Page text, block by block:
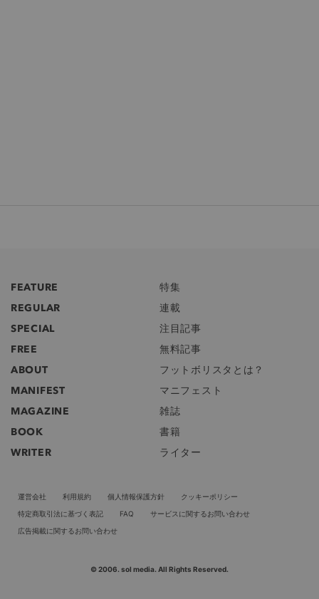
FEATURE
特集
REGULAR
連載
SPECIAL
注目記事
FREE
無料記事
ABOUT
フットボリスタとは？
MANIFEST
マニフェスト
MAGAZINE
雑誌
BOOK
書籍
WRITER
ライター
運営会社 利用規約 個人情報保護方針
クッキーポリシー
特定商取引法に基づく表記
FAQ
サービスに関するお問い合わせ
広告掲載に関するお問い合わせ
© 2006. sol media. All Rights Reserved.